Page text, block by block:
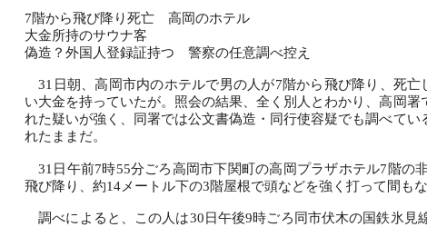
7階から飛び降り死亡 高岡のホテル
大金所持のサウナ客
偽造？外国人登録証持つ 警察の任意調べ控え
31日朝、高岡市内のホテルで男の人が7階から飛び降り、死
い大金を持っていたが。照会の結果、全く別人とわかり、高岡
れた疑いが強く、同署では公文書偽造・同行使容疑でも調べて
れたままだ。
31日午前7時55分ごろ高岡市下関町の高岡プラザホテル7階の
飛び降り、約14メートル下の3階屋根で頭などを強く打って間もな
調べによると、この人は30日午後9時ごろ同市伏木の国鉄氷見